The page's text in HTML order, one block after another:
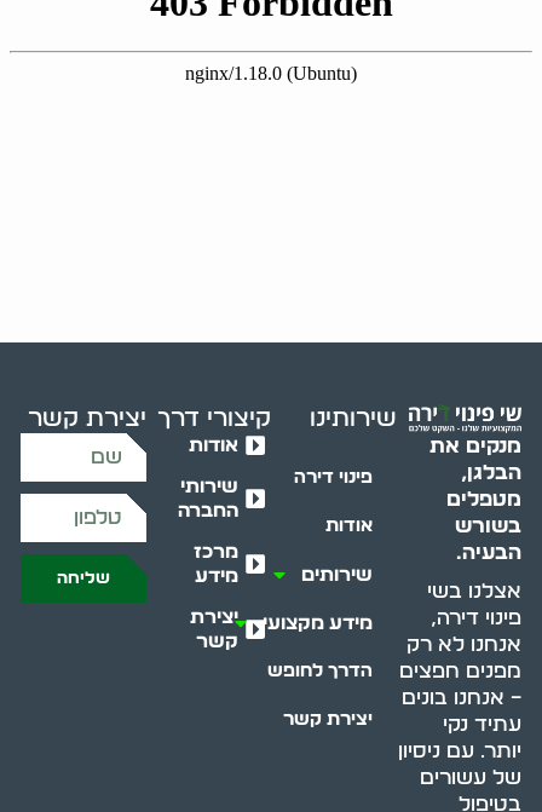
מנקים את
הבלגן,
מטפלים
בשורש
הבעיה.
אצלנו בשי
פינוי דירה,
אנחנו לא רק
מפנים חפצים
– אנחנו בונים
עתיד נקי
יותר. עם ניסיון
של עשורים
בטיפול
שירותינו
פינוי דירה
אודות
שירותים
מידע מקצועי
הדרך לחופש
יצירת קשר
קיצורי דרך
אודות
שירותי
החברה
מרכז
מידע
יצירת
קשר
יצירת קשר
שליחה